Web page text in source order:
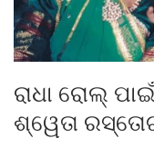
ରାଧା ରୋଲ୍
ଶ୍ୱେତା